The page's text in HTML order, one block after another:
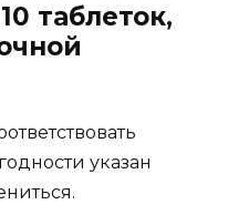
таблеток,
указан